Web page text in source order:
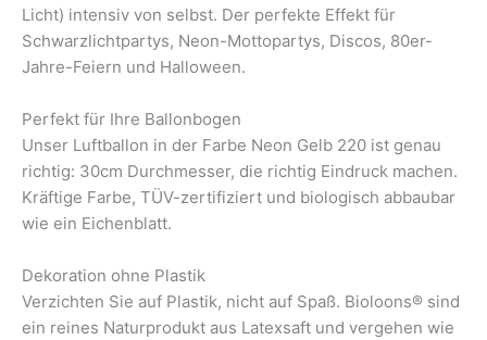
Licht) intensiv von selbst. Der perfekte Effekt für
Schwarzlichtpartys, Neon-Mottopartys, Discos, 80er-
Jahre-Feiern und Halloween.
Perfekt für Ihre Ballonbogen
Unser Luftballon in der Farbe Neon Gelb 220 ist genau
richtig: 30cm Durchmesser, die richtig Eindruck machen.
Kräftige Farbe, TÜV-zertifiziert und biologisch abbaubar
wie ein Eichenblatt.
Dekoration ohne Plastik
Verzichten Sie auf Plastik, nicht auf Spaß. Bioloons® sind
ein reines Naturprodukt aus Latexsaft und vergehen wie